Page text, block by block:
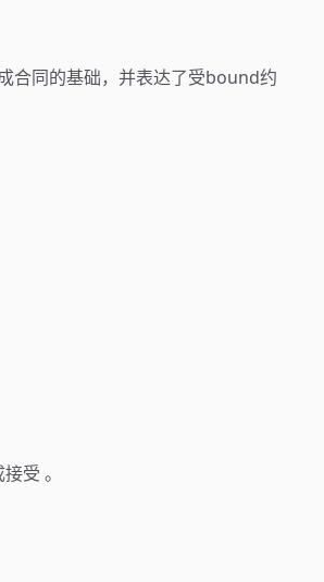
合同的基础，并表达了受bound约
受 。